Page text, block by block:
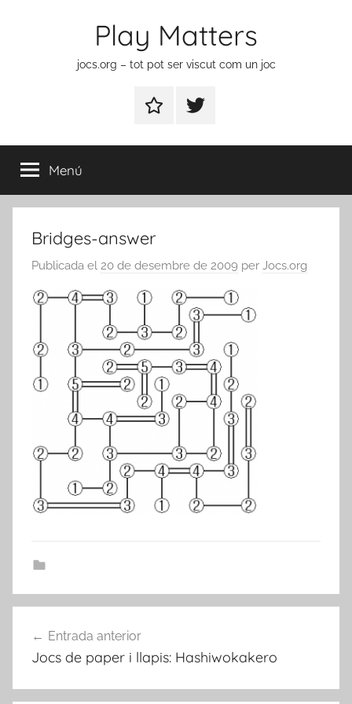
Play Matters
jocs.org – tot pot ser viscut com un joc
ContactarElement
menú
Menú
Bridges-answer
Publicada el 20 de desembre de 2009 per Jocs.org
d'entrades
Entrada anterior
Jocs de paper i llapis: Hashiwokakero